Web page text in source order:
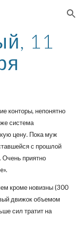
Skip to navigation
11
конторы, непонятно
система
цену. Пока муж
с прошлой
Очень приятно
кроме новизны (300
движок объемом
сил тратит на